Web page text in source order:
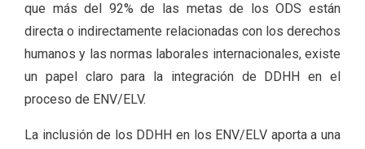
que más del 92% de las metas de los ODS están
directa o indirectamente relacionadas con los derechos
humanos y las normas laborales internacionales, existe
un papel claro para la integración de DDHH en el
proceso de ENV/ELV.
La inclusión de los DDHH en los ENV/ELV aporta a una